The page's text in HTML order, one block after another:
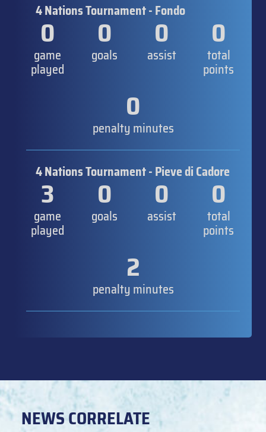
4 Nations Tournament - Fondo
0
game
played
0
goals
0
assist
0
total
points
0
penalty minutes
4 Nations Tournament - Pieve di Cadore
3
game
played
0
goals
0
assist
0
total
points
2
penalty minutes
NEWS CORRELATE